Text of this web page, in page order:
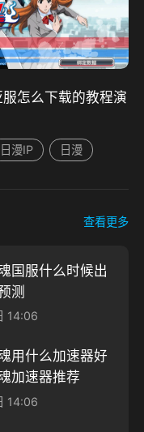
怎么下载的教程演
日漫IP 日漫
查看更多
国服什么时候出
测
14:06
用什么加速器好
加速器推荐
14:06